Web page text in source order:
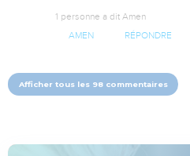
1 personne a dit Amen
AMEN RÉPONDRE
Afficher tous les 98 commentaires